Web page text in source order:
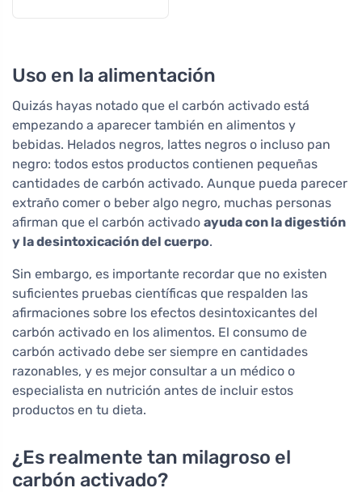
Uso en la alimentación
Quizás hayas notado que el carbón activado está
empezando a aparecer también en alimentos y
bebidas. Helados negros, lattes negros o incluso pan
negro: todos estos productos contienen pequeñas
cantidades de carbón activado. Aunque pueda parecer
extraño comer o beber algo negro, muchas personas
afirman que el carbón activado ayuda con la digestión
y la desintoxicación del cuerpo.
Sin embargo, es importante recordar que no existen
suficientes pruebas científicas que respalden las
afirmaciones sobre los efectos desintoxicantes del
carbón activado en los alimentos. El consumo de
carbón activado debe ser siempre en cantidades
razonables, y es mejor consultar a un médico o
especialista en nutrición antes de incluir estos
productos en tu dieta.
¿Es realmente tan milagroso el
carbón activado?